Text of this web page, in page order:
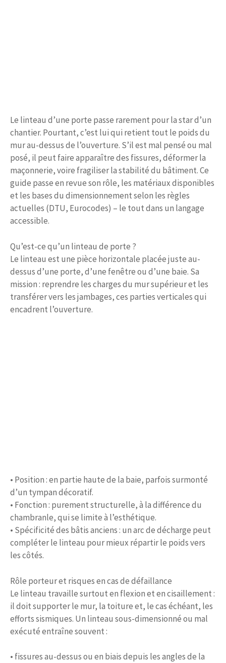
Le linteau d’une porte passe rarement pour la star d’un
chantier. Pourtant, c’est lui qui retient tout le poids du
mur au-dessus de l’ouverture. S’il est mal pensé ou mal
posé, il peut faire apparaître des fissures, déformer la
maçonnerie, voire fragiliser la stabilité du bâtiment. Ce
guide passe en revue son rôle, les matériaux disponibles
et les bases du dimensionnement selon les règles
actuelles (DTU, Eurocodes) – le tout dans un langage
accessible.
Qu’est-ce qu’un linteau de porte ?
Le linteau est une pièce horizontale placée juste au-
dessus d’une porte, d’une fenêtre ou d’une baie. Sa
mission : reprendre les charges du mur supérieur et les
transférer vers les jambages, ces parties verticales qui
encadrent l’ouverture.
• Position : en partie haute de la baie, parfois surmonté
d’un tympan décoratif.
• Fonction : purement structurelle, à la différence du
chambranle, qui se limite à l’esthétique.
• Spécificité des bâtis anciens : un arc de décharge peut
compléter le linteau pour mieux répartir le poids vers
les côtés.
Rôle porteur et risques en cas de défaillance
Le linteau travaille surtout en flexion et en cisaillement :
il doit supporter le mur, la toiture et, le cas échéant, les
efforts sismiques. Un linteau sous-dimensionné ou mal
exécuté entraîne souvent :
• fissures au-dessus ou en biais depuis les angles de la